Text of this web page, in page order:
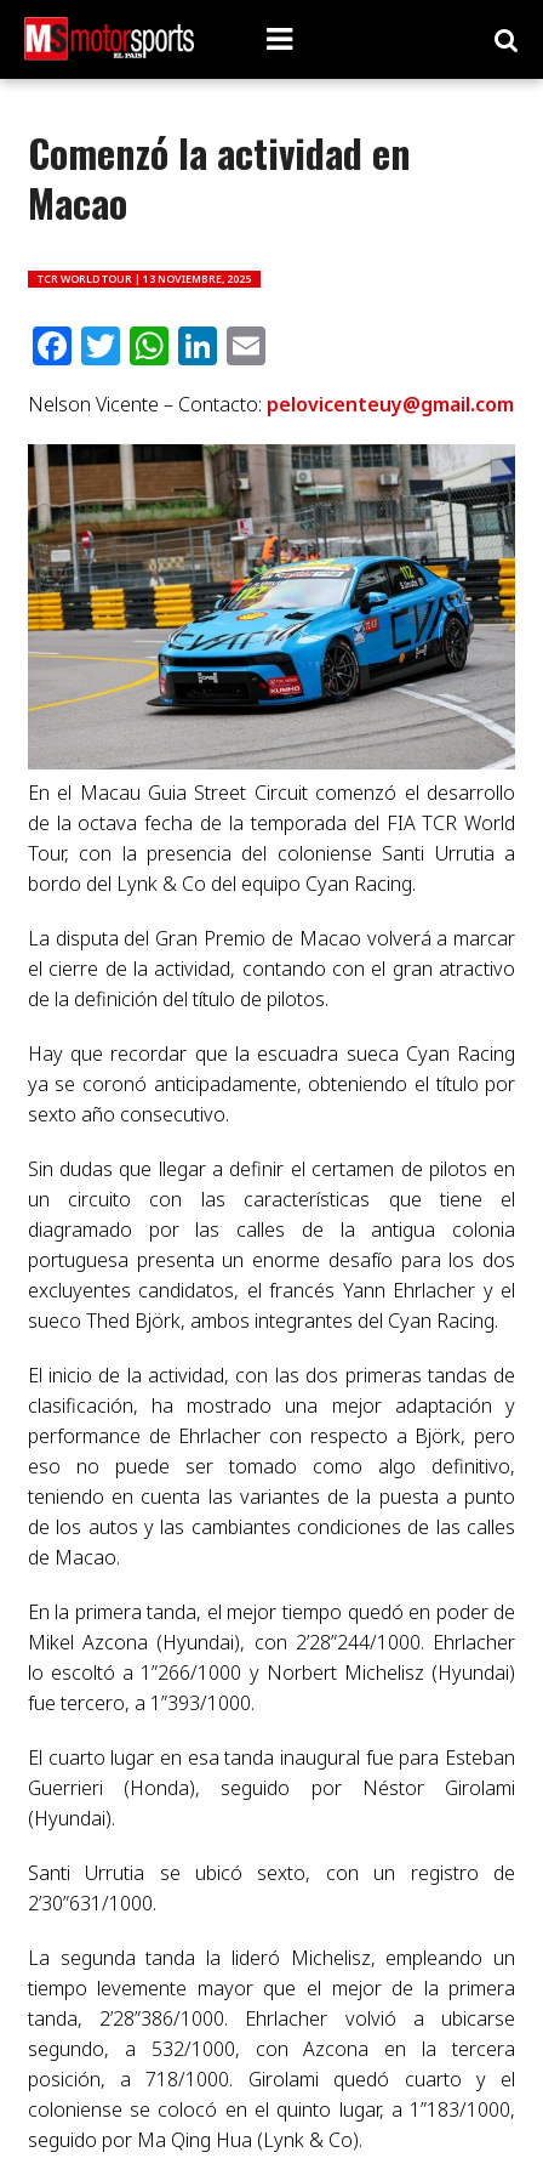
Comenzó la actividad en
Macao
TCR WORLD TOUR | 13 NOVIEMBRE, 2025
Facebook
Twitter
WhatsApp
LinkedIn
Email
Nelson Vicente – Contacto: pelovicenteuy@gmail.com
En el Macau Guia Street Circuit comenzó el desarrollo
de la octava fecha de la temporada del FIA TCR World
Tour, con la presencia del coloniense Santi Urrutia a
bordo del Lynk & Co del equipo Cyan Racing.
La disputa del Gran Premio de Macao volverá a marcar
el cierre de la actividad, contando con el gran atractivo
de la definición del título de pilotos.
Hay que recordar que la escuadra sueca Cyan Racing
ya se coronó anticipadamente, obteniendo el título por
sexto año consecutivo.
Sin dudas que llegar a definir el certamen de pilotos en
un circuito con las características que tiene el
diagramado por las calles de la antigua colonia
portuguesa presenta un enorme desafío para los dos
excluyentes candidatos, el francés Yann Ehrlacher y el
sueco Thed Björk, ambos integrantes del Cyan Racing.
El inicio de la actividad, con las dos primeras tandas de
clasificación, ha mostrado una mejor adaptación y
performance de Ehrlacher con respecto a Björk, pero
eso no puede ser tomado como algo definitivo,
teniendo en cuenta las variantes de la puesta a punto
de los autos y las cambiantes condiciones de las calles
de Macao.
En la primera tanda, el mejor tiempo quedó en poder de
Mikel Azcona (Hyundai), con 2’28”244/1000. Ehrlacher
lo escoltó a 1”266/1000 y Norbert Michelisz (Hyundai)
fue tercero, a 1”393/1000.
El cuarto lugar en esa tanda inaugural fue para Esteban
Guerrieri (Honda), seguido por Néstor Girolami
(Hyundai).
Santi Urrutia se ubicó sexto, con un registro de
2’30”631/1000.
La segunda tanda la lideró Michelisz, empleando un
tiempo levemente mayor que el mejor de la primera
tanda, 2’28”386/1000. Ehrlacher volvió a ubicarse
segundo, a 532/1000, con Azcona en la tercera
posición, a 718/1000. Girolami quedó cuarto y el
coloniense se colocó en el quinto lugar, a 1”183/1000,
seguido por Ma Qing Hua (Lynk & Co).